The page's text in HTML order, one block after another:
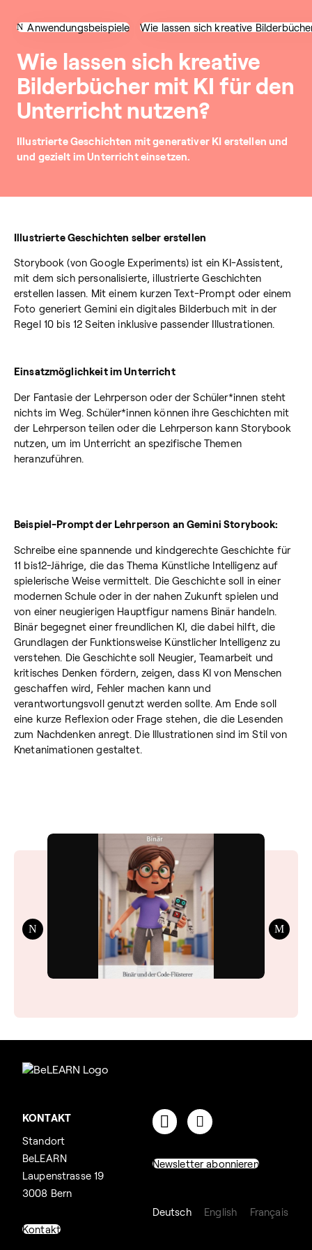
Anwendungsbeispiele Wie lassen sich kreative
Wie lassen sich kreative
Bilderbücher mit KI für den
Unterricht nutzen?
Illustrierte Geschichten mit generativer KI erstellen und
und gezielt im Unterricht einsetzen.
Illustrierte Geschichten selber erstellen
Storybook (von Google Experiments) ist ein KI-Assistent,
mit dem sich personalisierte, illustrierte Geschichten
erstellen lassen. Mit einem kurzen Text-Prompt oder einem
Foto generiert Gemini ein digitales Bilderbuch mit in der
Regel 10 bis 12 Seiten inklusive passender Illustrationen.
Einsatzmöglichkeit im Unterricht
Der Fantasie der Lehrperson oder der Schüler*innen steht
nichts im Weg. Schüler*innen können ihre Geschichten mit
der Lehrperson teilen oder die Lehrperson kann Storybook
nutzen, um im Unterricht an spezifische Themen
heranzuführen.
Beispiel-Prompt der Lehrperson an Gemini Storybook:
Schreibe eine spannende und kindgerechte Geschichte für
11 bis12-Jährige, die das Thema Künstliche Intelligenz auf
spielerische Weise vermittelt. Die Geschichte soll in einer
modernen Schule oder in der nahen Zukunft spielen und
von einer neugierigen Hauptfigur namens Binär handeln.
Binär begegnet einer freundlichen KI, die dabei hilft, die
Grundlagen der Funktionsweise Künstlicher Intelligenz zu
verstehen. Die Geschichte soll Neugier, Teamarbeit und
kritisches Denken fördern, zeigen, dass KI von Menschen
geschaffen wird, Fehler machen kann und
verantwortungsvoll genutzt werden sollte. Am Ende soll
eine kurze Reflexion oder Frage stehen, die die Lesenden
zum Nachdenken anregt. Die Illustrationen sind im Stil von
Knetanimationen gestaltet.
KONTAKT
Standort
BeLEARN
Laupenstrasse 19
3008 Bern
Kontakt
Newsletter abonnieren
Deutsch English Français